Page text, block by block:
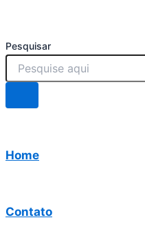
Pesquisar
Home
Contato